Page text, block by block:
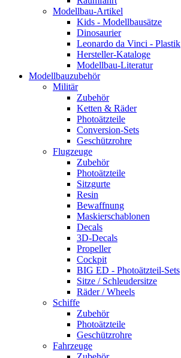
Modellbau-Artikel
Kids - Modellbausätze
Dinosaurier
Leonardo da Vinci - Plastik
Hersteller-Kataloge
Modellbau-Literatur
Modellbauzubehör
Militär
Zubehör
Ketten & Räder
Photoätzteile
Conversion-Sets
Geschützrohre
Flugzeuge
Zubehör
Photoätzteile
Sitzgurte
Resin
Bewaffnung
Maskierschablonen
Decals
3D-Decals
Propeller
Cockpit
BIG ED - Photoätzteil-Sets
Sitze / Schleudersitze
Räder / Wheels
Schiffe
Zubehör
Photoätzteile
Geschützrohre
Fahrzeuge